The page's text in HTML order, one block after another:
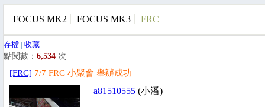
FOCUS MK2 FOCUS MK3 FRC
存檔 | 收藏
點閱數： 6,534 次
[FRC] 7/7 FRC 小聚會 舉辦成功
a81510555 (小潘)